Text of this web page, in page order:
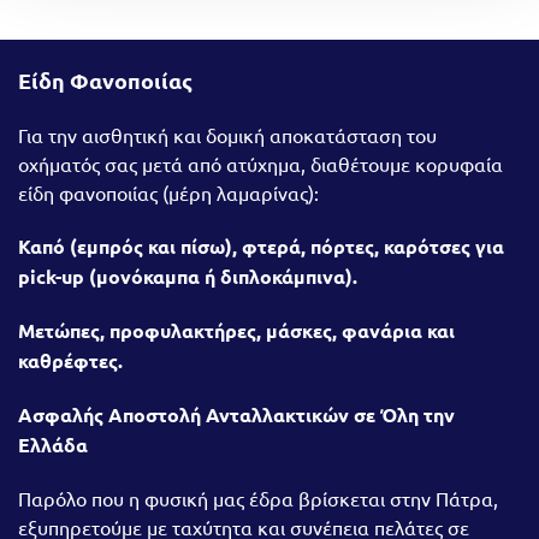
Είδη Φανοποιίας
Για την αισθητική και δομική αποκατάσταση του
οχήματός σας μετά από ατύχημα, διαθέτουμε κορυφαία
είδη φανοποιίας (μέρη λαμαρίνας):
Καπό (εμπρός και πίσω), φτερά, πόρτες, καρότσες για
pick-up (μονόκαμπα ή διπλοκάμπινα).
Μετώπες, προφυλακτήρες, μάσκες, φανάρια και
καθρέφτες.
Ασφαλής Αποστολή Ανταλλακτικών σε Όλη την
Ελλάδα
Παρόλο που η φυσική μας έδρα βρίσκεται στην Πάτρα,
εξυπηρετούμε με ταχύτητα και συνέπεια πελάτες σε